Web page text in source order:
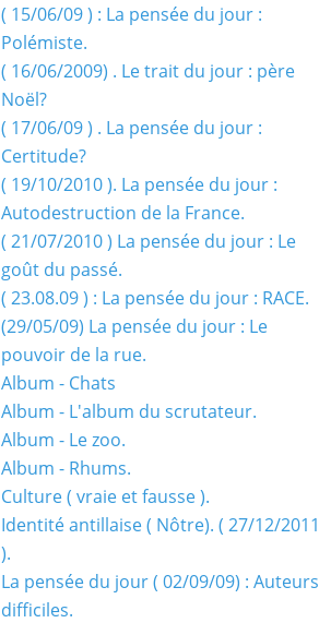
( 15/06/09 ) : La pensée du jour :
Polémiste.
( 16/06/2009) . Le trait du jour : père
Noël?
( 17/06/09 ) . La pensée du jour :
Certitude?
( 19/10/2010 ). La pensée du jour :
Autodestruction de la France.
( 21/07/2010 ) La pensée du jour : Le
goût du passé.
( 23.08.09 ) : La pensée du jour : RACE.
(29/05/09) La pensée du jour : Le
pouvoir de la rue.
Album - Chats
Album - L'album du scrutateur.
Album - Le zoo.
Album - Rhums.
Culture ( vraie et fausse ).
Identité antillaise ( Nôtre). ( 27/12/2011
).
La pensée du jour ( 02/09/09) : Auteurs
difficiles.